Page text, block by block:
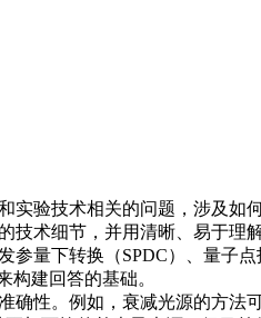
验技术相关的问题，涉及如
术细节，并用清晰、易于理
量下转换（SPDC）、量子
建回答的基础。
性。例如，衰减光源的方法